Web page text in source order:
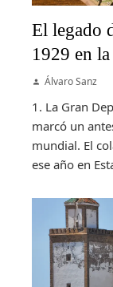
El legado
1929 en
Álvaro Sanz
1. La Gran
marcó un
mundial. El
ese año en